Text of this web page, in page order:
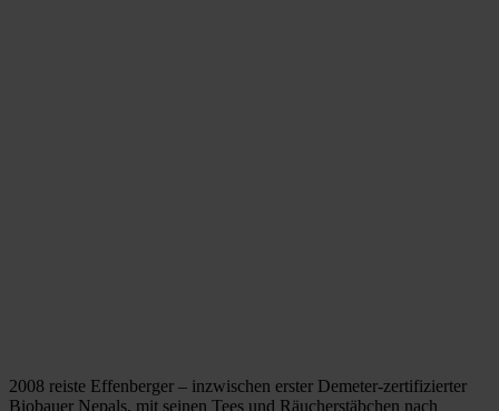
2008 reiste Effenberger – inzwischen erster Demeter-zertifizierter
Biobauer Nepals, mit seinen Tees und Räucherstäbchen nach